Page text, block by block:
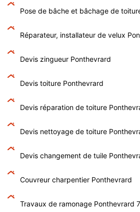
Pose de bâche et bâchage de
Réparateur, installateur de velux
Devis zingueur Ponthevrard
Devis toiture Ponthevrard
Devis réparation de toiture
Devis nettoyage de toiture
Devis changement de tuile
Couvreur charpentier Ponthevrard
Travaux de ramonage Ponthevrard